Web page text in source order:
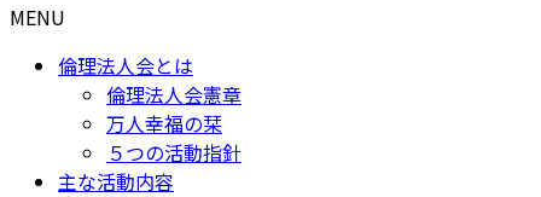
MENU
倫理法人会とは
倫理法人会憲章
万人幸福の栞
５つの活動指針
主な活動内容